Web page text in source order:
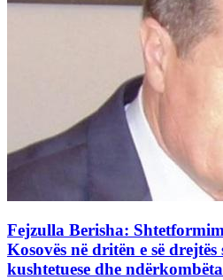
Fejzulla Berisha:
Kosovës në dritën e së drejtës
kushtetuese dhe